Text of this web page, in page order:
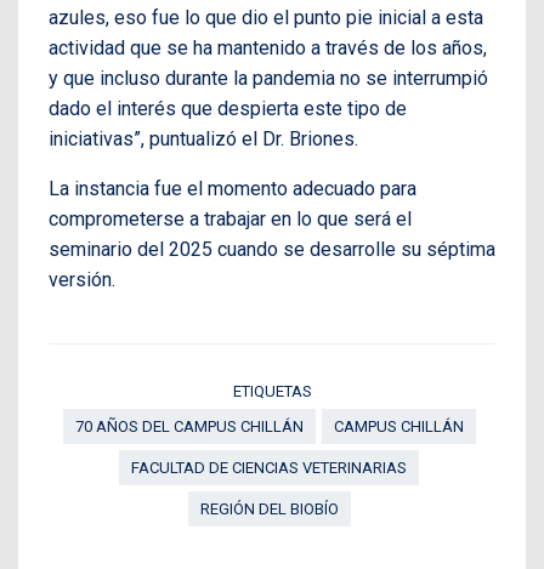
azules, eso fue lo que dio el punto pie inicial a esta
actividad que se ha mantenido a través de los años,
y que incluso durante la pandemia no se interrumpió
dado el interés que despierta este tipo de
iniciativas”, puntualizó el Dr. Briones.
La instancia fue el momento adecuado para
comprometerse a trabajar en lo que será el
seminario del 2025 cuando se desarrolle su séptima
versión.
ETIQUETAS
70 AÑOS DEL CAMPUS CHILLÁN
CAMPUS CHILLÁN
FACULTAD DE CIENCIAS VETERINARIAS
REGIÓN DEL BIOBÍO